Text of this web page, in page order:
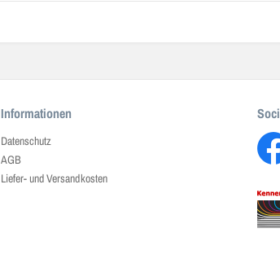
Informationen
Datenschutz
AGB
Liefer- und Versandkosten